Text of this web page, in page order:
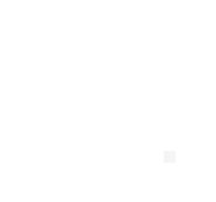
號之用戶狀況，依本公司即